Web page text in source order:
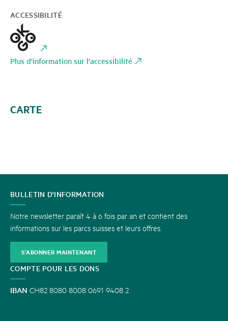
ACCESSIBILITÉ
Plus d'information sur l'accessibilité
CARTE
CONTACT
BULLETIN D'INFORMATION
Notre newsletter paraît 4 à 6 fois par an et contient des
informations sur les parcs suisses et leurs offres.
S'ABONNER MAINTENANT
COMPTE POUR LES DONS
IBAN CH82 8080 8008 0691 9408 2